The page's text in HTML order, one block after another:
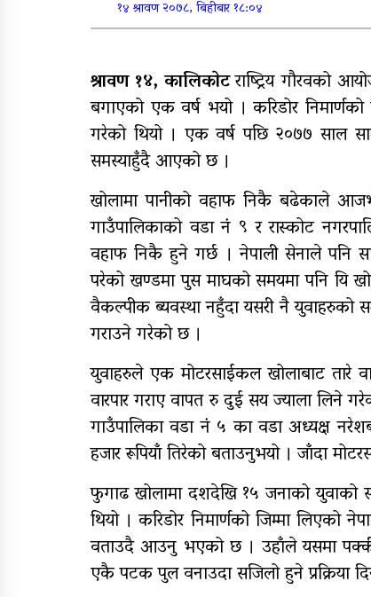
जिल्ला स्तरीय
आजदेखि देशभर आर्थिक
गणना सुरु हुँदै
१४ श्रावण २०७८, बिहीबार १८:०४
श्रावण १४, कालिकाेटराष्ट्रिय गौरवको
बगाएको एक वर्ष भयो । करिडोर
गरेको थियो । एक वर्ष पछि २०७७ साल
समस्याहुँदै आएको छ ।
खोलामा पानीको वहाफ निकै बढेकाले
गाउँपालिकाको वडा नं ९ र रास्कोट
वहाफ निकै हुने गर्छ । नेपाली सेनाले पनि
परेको खण्डमा पुस माघको समयमा पनि यि
वैकल्पीक ब्यवस्था नहुँदा यसरी नै युवाहरुको
गराउने गरेको छ ।
युवाहरुले एक मोटरसाईकल खोलाबाट तारे
वारपार गराए वापत रु दुई सय ज्याला लिने
गाउँपालिका वडा नं ५ का वडा अध्यक्ष
हजार रूपियाँ तिरेको बताउनुभयो । जाँदा
फुगाढ खोलामा दशदेखि १५ जनाको
थियो । करिडोर निमार्णको जिम्मा
वताउदै आउनु भएको छ । उहाँले यसमा
एकै पटक पुल वनाउदा सजिलो हुने प्रक्रिया